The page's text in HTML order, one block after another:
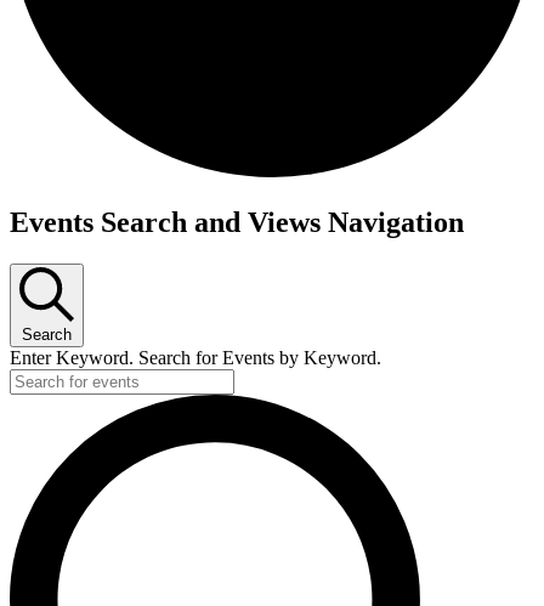
Events Search and Views Navigation
Search
Enter Keyword. Search for Events by Keyword.